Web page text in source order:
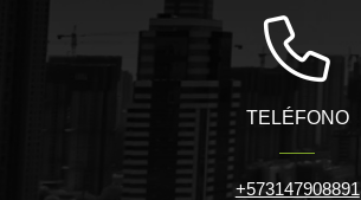
TELÉFONO
+573147908891